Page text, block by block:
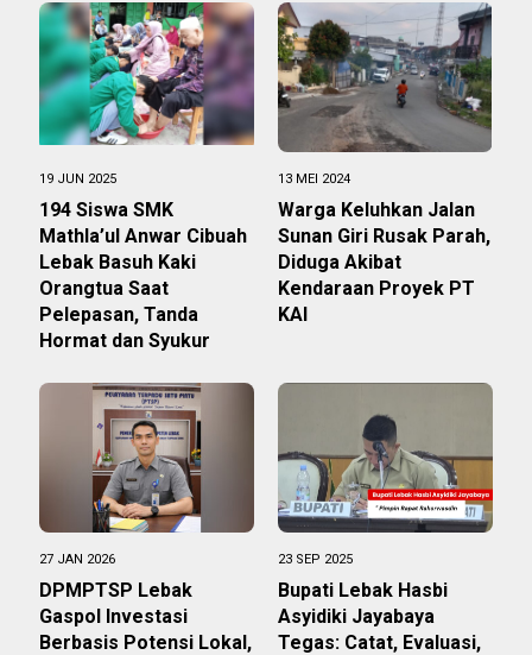
19 JUN 2025
194 Siswa SMK
Mathla’ul Anwar Cibuah
Lebak Basuh Kaki
Orangtua Saat
Pelepasan, Tanda
Hormat dan Syukur
13 MEI 2024
Warga Keluhkan Jalan
Sunan Giri Rusak Parah,
Diduga Akibat
Kendaraan Proyek PT
KAI
27 JAN 2026
DPMPTSP Lebak
Gaspol Investasi
Berbasis Potensi Lokal,
23 SEP 2025
Bupati Lebak Hasbi
Asyidiki Jayabaya
Tegas: Catat, Evaluasi,